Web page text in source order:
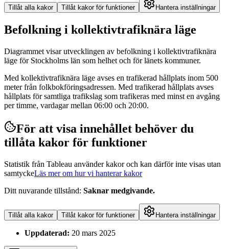
Tillåt alla kakor Tillåt kakor för funktioner Hantera inställningar
Befolkning i kollektivtrafiknära läge
Diagrammet visar utvecklingen av befolkning i kollektivtrafiknära
läge för Stockholms län som helhet och för länets kommuner.
Med kollektivtrafiknära läge avses en trafikerad hållplats inom 500
meter från folkbokföringsadressen. Med trafikerad hållplats avses
hållplats för samtliga trafikslag som trafikeras med minst en avgång
per timme, vardagar mellan 06:00 och 20:00.
För att visa innehållet behöver du
tillåta kakor för funktioner
Statistik från Tableau använder kakor och kan därför inte visas utan
samtyckeLäs mer om hur vi hanterar kakor
Ditt nuvarande tillstånd: Saknar medgivande.
Tillåt alla kakor Tillåt kakor för funktioner Hantera inställningar
Uppdaterad: 20 mars 2025